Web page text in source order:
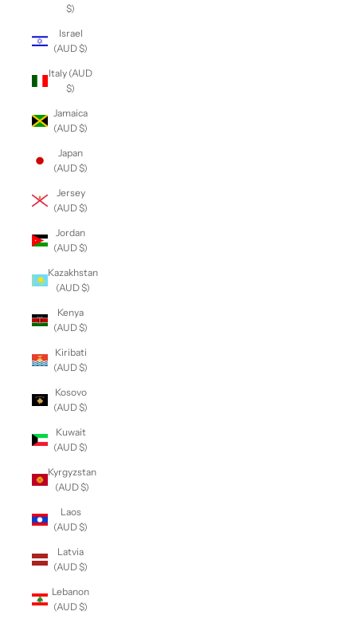
$)
Israel
(AUD $)
Italy (AUD
$)
Jamaica
(AUD $)
Japan
(AUD $)
Jersey
(AUD $)
Jordan
(AUD $)
Kazakhstan
(AUD $)
Kenya
(AUD $)
Kiribati
(AUD $)
Kosovo
(AUD $)
Kuwait
(AUD $)
Kyrgyzstan
(AUD $)
Laos
(AUD $)
Latvia
(AUD $)
Lebanon
(AUD $)